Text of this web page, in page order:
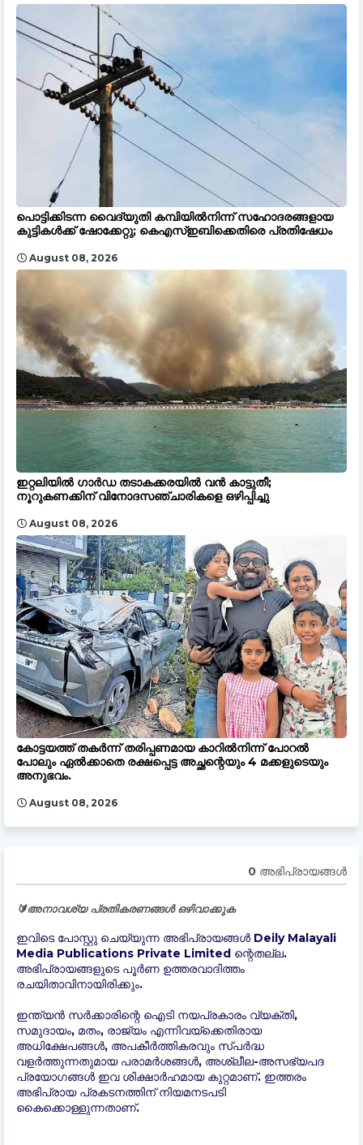
പൊട്ടിക്കിടന്ന വൈദ്യുതി കമ്പിയിൽനിന്ന് സഹോദരങ്ങളായ
കുട്ടികൾക്ക് ഷോക്കേറ്റു; കെഎസ്ഇബിക്കെതിരെ പ്രതിഷേധം
August 08, 2026
ഇറ്റലിയിൽ ഗാർഡ തടാകക്കരയിൽ വൻ കാട്ടുതീ;
നൂറുകണക്കിന് വിനോദസഞ്ചാരികളെ ഒഴിപ്പിച്ചു
August 08, 2026
കോട്ടയത്ത് തകർന്ന് തരിപ്പണമായ കാറിൽനിന്ന് പോറൽ
പോലും ഏൽക്കാതെ രക്ഷപ്പെട്ട അച്ഛന്റെയും 4 മക്കളുടെയും
അനുഭവം.
August 08, 2026
0 അഭിപ്രായങ്ങള്‍
🔰അനാവശ്യ പ്രതികരണങ്ങൾ ഒഴിവാക്കുക
ഇവിടെ പോസ്റ്റു ചെയ്യുന്ന അഭിപ്രായങ്ങൾ Deily Malayali
Media Publications Private Limited ന്റെതല്ല.
അഭിപ്രായങ്ങളുടെ പൂർണ ഉത്തരവാദിത്തം
രചയിതാവിനായിരിക്കും.
ഇന്ത്യന്‍ സർക്കാരിന്റെ ഐടി നയപ്രകാരം വ്യക്തി,
സമുദായം, മതം, രാജ്യം എന്നിവയ്ക്കെതിരായ
അധിക്ഷേപങ്ങൾ, അപകീർത്തികരവും സ്പർദ്ധ
വളർത്തുന്നതുമായ പരാമർശങ്ങൾ, അശ്ലീല-അസഭ്യപദ
പ്രയോഗങ്ങൾ ഇവ ശിക്ഷാർഹമായ കുറ്റമാണ്. ഇത്തരം
അഭിപ്രായ പ്രകടനത്തിന് നിയമനടപടി
കൈക്കൊള്ളുന്നതാണ്.